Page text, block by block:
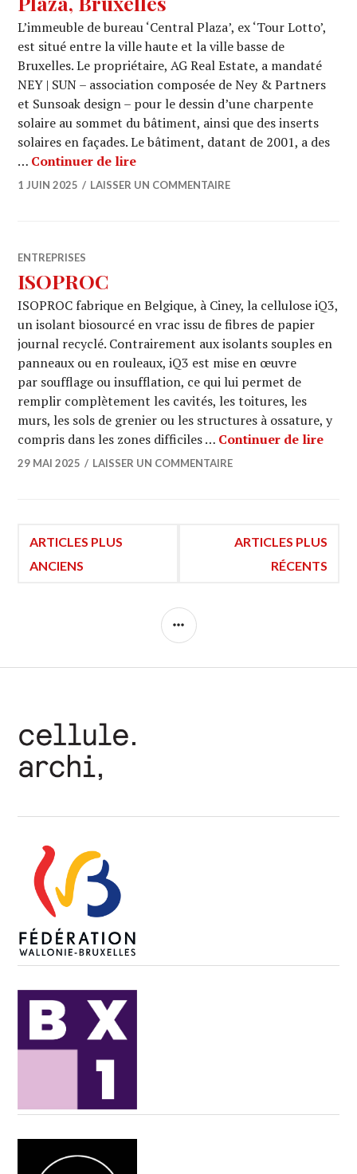
L’immeuble de bureau ‘Central Plaza’, ex ‘Tour Lotto’,
est situé entre la ville haute et la ville basse de
Bruxelles. Le propriétaire, AG Real Estate, a mandaté
NEY | SUN – association composée de Ney & Partners
et Sunsoak design – pour le dessin d’une charpente
solaire au sommet du bâtiment, ainsi que des inserts
solaires en façades. Le bâtiment, datant de 2001, a des
… Continuer de lireSTRUCTURE SOLAIRE : Central
1 JUIN 2025 LAISSER UN COMMENTAIRE
ENTREPRISES
ISOPROC
ISOPROC fabrique en Belgique, à Ciney, la cellulose iQ3,
un isolant biosourcé en vrac issu de fibres de papier
journal recyclé. Contrairement aux isolants souples en
panneaux ou en rouleaux, iQ3 est mise en œuvre
par soufflage ou insufflation, ce qui lui permet de
remplir complètement les cavités, les toitures, les
murs, les sols de grenier ou les structures à ossature, y
compris dans les zones difficiles … Continuer de lire
29 MAI 2025 LAISSER UN COMMENTAIRE
Navigation
ARTICLES PLUS
ANCIENS
ARTICLES PLUS
RÉCENTS
COLONNE